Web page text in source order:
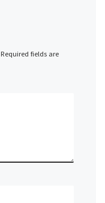
Required fields are